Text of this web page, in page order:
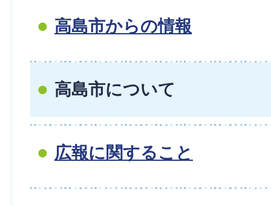
高島市からの情報
高島市について
広報に関すること